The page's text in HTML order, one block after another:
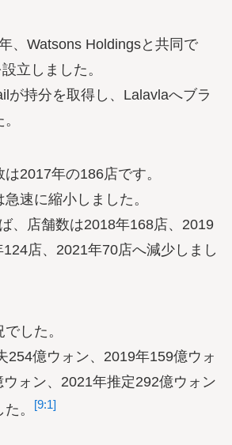
、Watsons Holdingsと共同で
立しました。
が持分を取得し、Lalavlaへブラ
2017年の186店です。
速に縮小しました。
、店舗数は2018年168店、2019
店、2021年70店へ減少しまし
した。
254億ウォン、2019年159億ウォ
ォン、2021年推定292億ウォン
。
[9:1]